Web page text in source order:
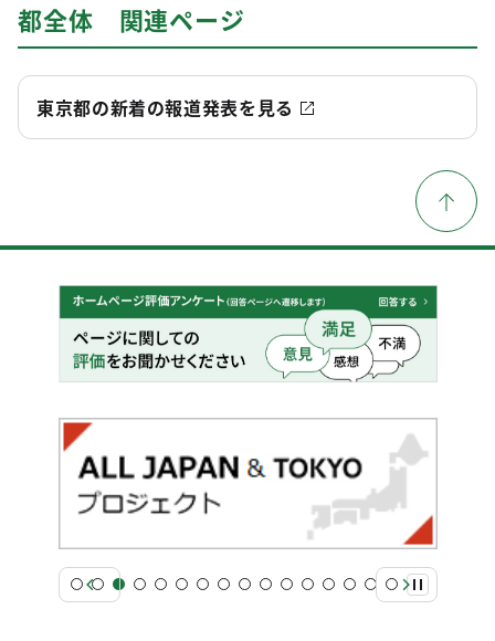
都全体 関連ページ
東京都の新着の報道発表を見る